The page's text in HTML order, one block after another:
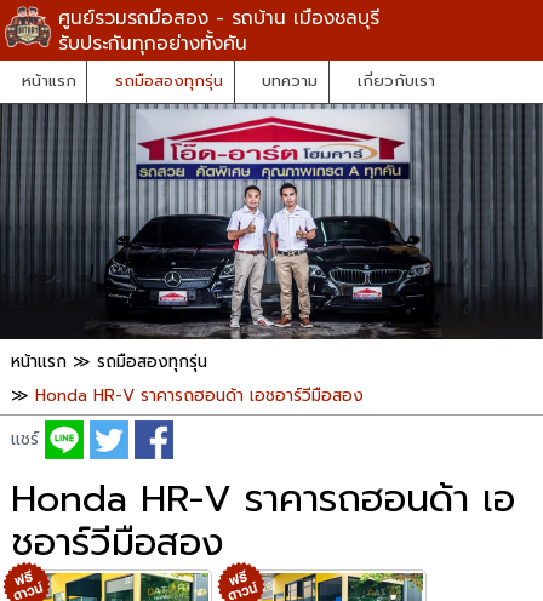
ศูนย์รวมรถมือสอง - รถบ้าน เมืองชลบุรี
รับประกันทุกอย่างทั้งคัน
หน้าแรก รถมือสองทุกรุ่น บทความ เกี่ยวกับเรา
หน้าแรก ≫ รถมือสองทุกรุ่น
≫ Honda HR-V ราคารถฮอนด้า เอชอาร์วีมือสอง
แชร์
Honda HR-V ราคารถฮอนด้า เอ
ชอาร์วีมือสอง